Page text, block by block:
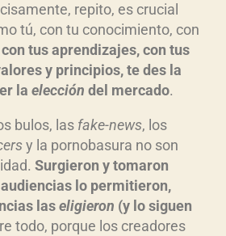
repito, es crucial
tú, con tu conocimiento, con
con tus aprendizajes, con tus
y principios, te des la
la elección del mercado.
bulos, las fake-news, los
y la pornobasura no son
Surgieron y tomaron
lo permitieron,
laseligieron (y lo siguen
todo, porque los creadores